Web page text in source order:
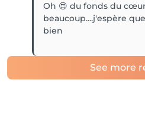
Oh 😍 du fonds du
beaucoup....j'espère
bien
See more